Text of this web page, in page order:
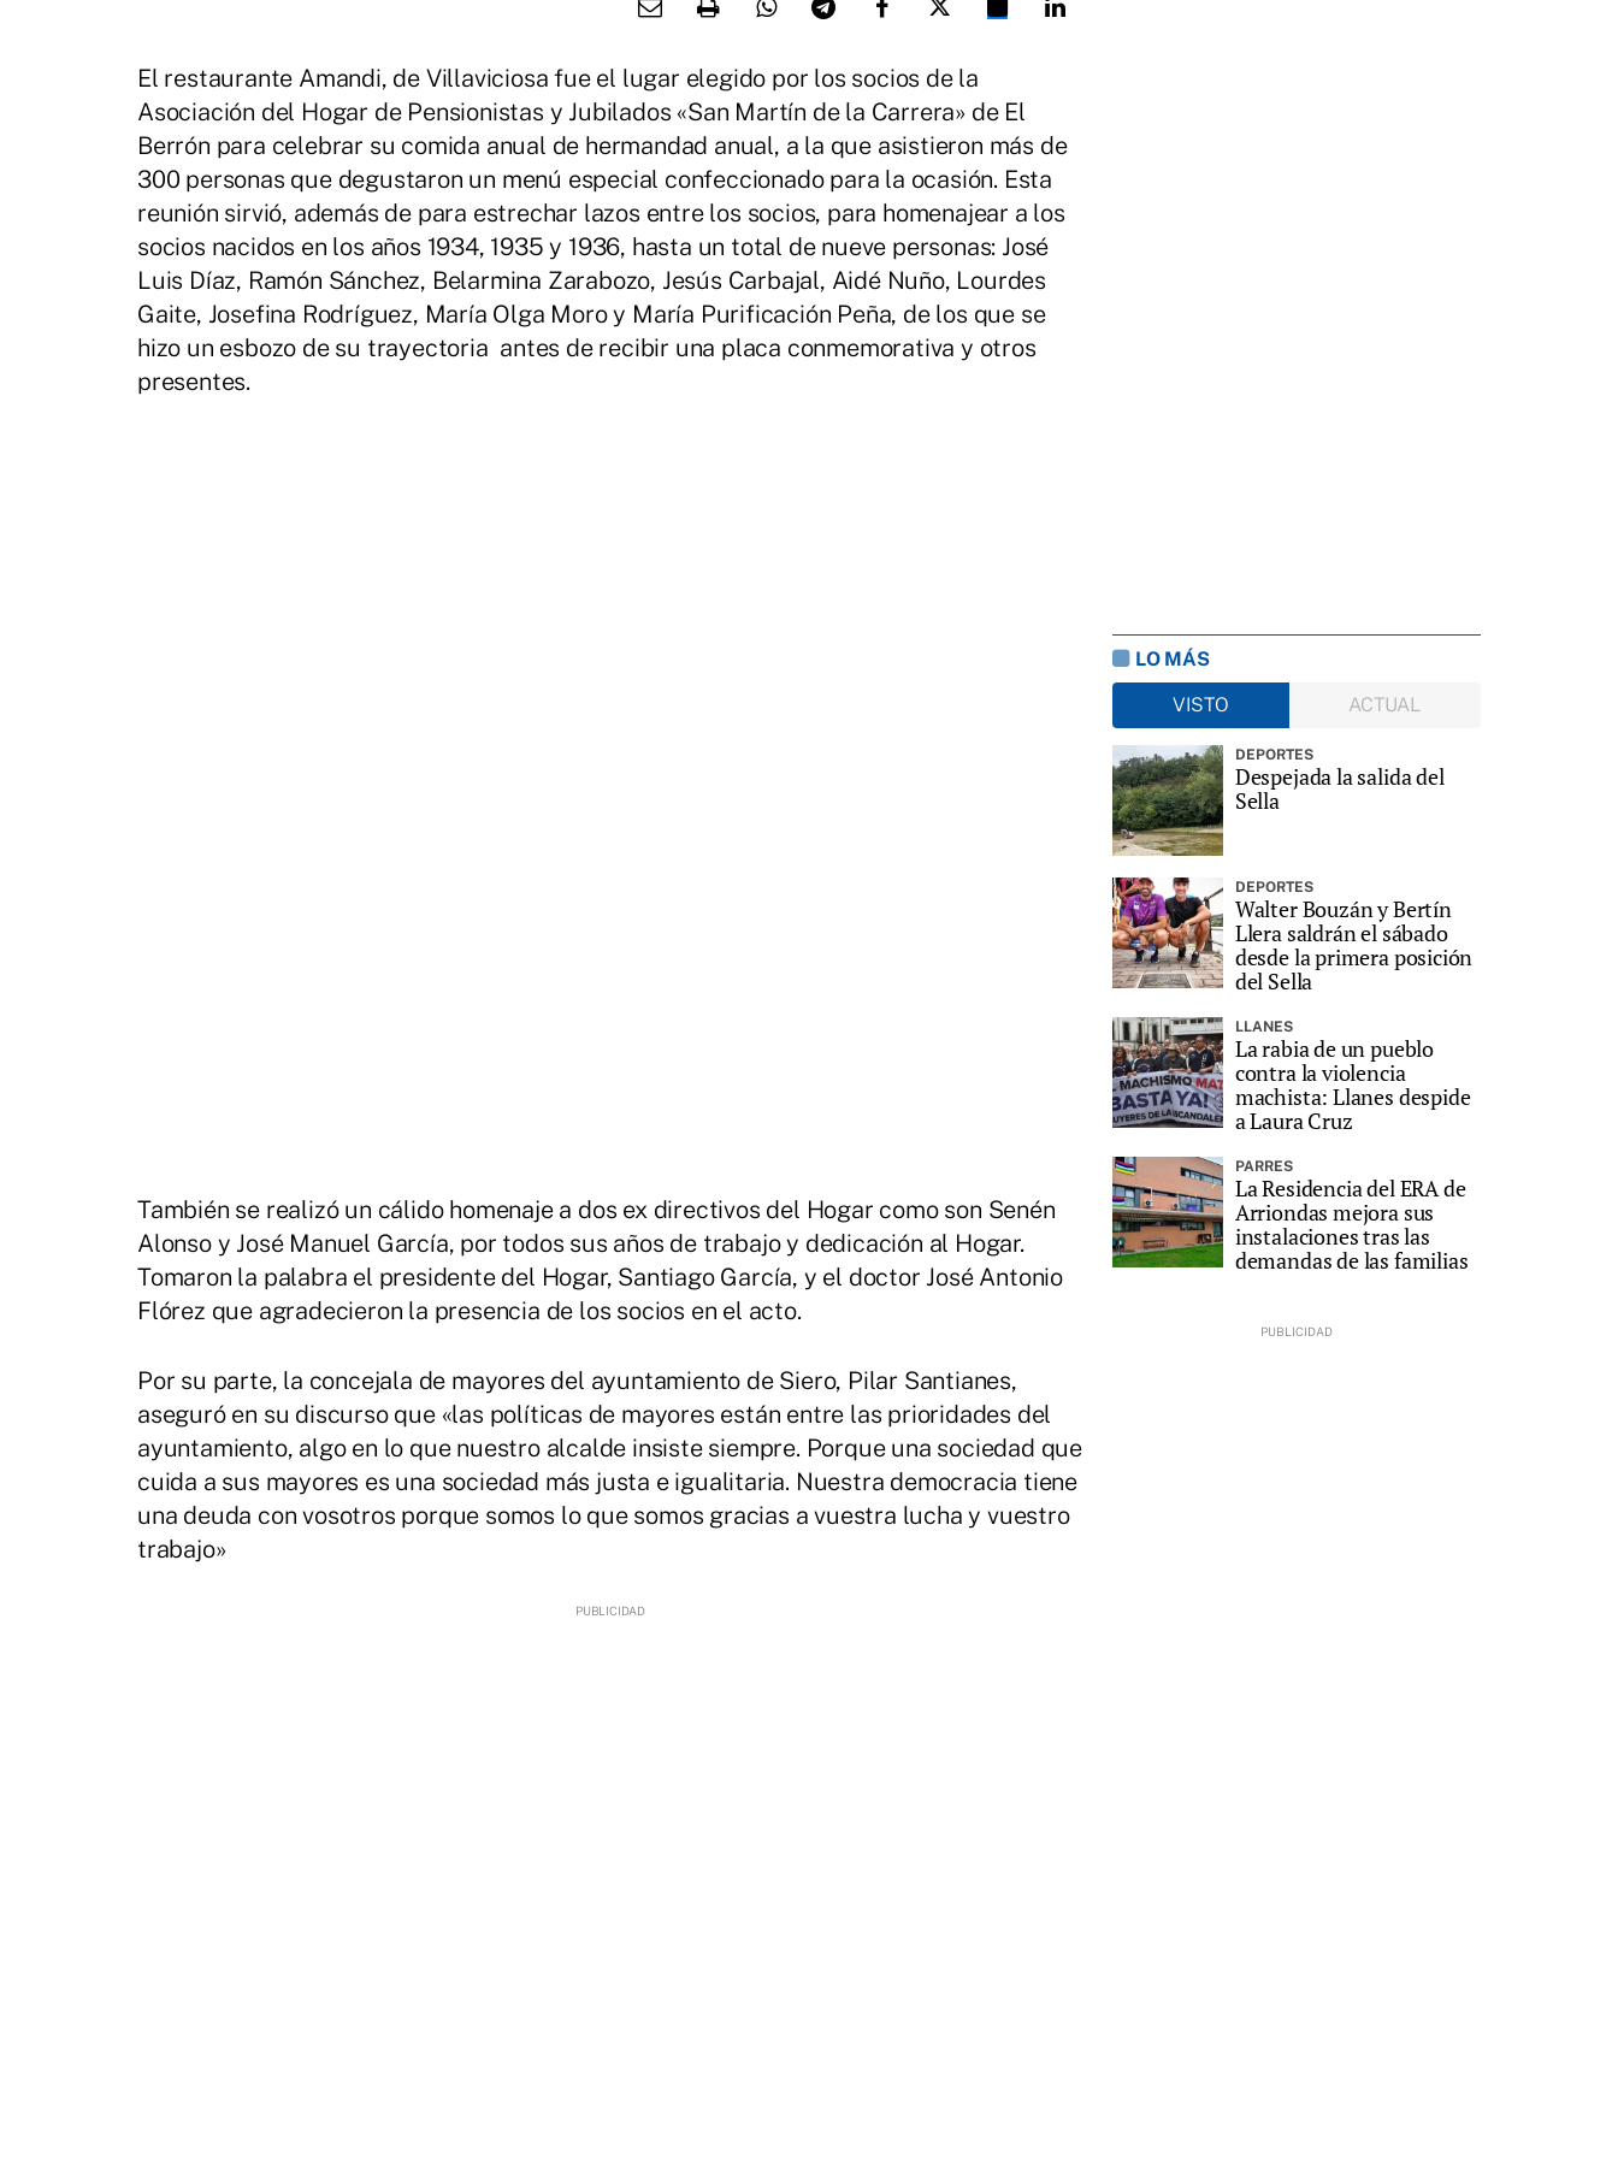
El restaurante Amandi, de Villaviciosa fue el lugar elegido por los socios de la
Asociación del Hogar de Pensionistas y Jubilados «San Martín de la Carrera» de El
Berrón para celebrar su comida anual de hermandad anual, a la que asistieron más de
300 personas que degustaron un menú especial confeccionado para la ocasión. Esta
reunión sirvió, además de para estrechar lazos entre los socios, para homenajear a los
socios nacidos en los años 1934, 1935 y 1936, hasta un total de nueve personas: José
Luis Díaz, Ramón Sánchez, Belarmina Zarabozo, Jesús Carbajal, Aidé Nuño, Lourdes
Gaite, Josefina Rodríguez, María Olga Moro y María Purificación Peña, de los que se
hizo un esbozo de su trayectoria antes de recibir una placa conmemorativa y otros
presentes.
También se realizó un cálido homenaje a dos ex directivos del Hogar como son Senén
Alonso y José Manuel García, por todos sus años de trabajo y dedicación al Hogar.
Tomaron la palabra el presidente del Hogar, Santiago García, y el doctor José Antonio
Flórez que agradecieron la presencia de los socios en el acto.
Por su parte, la concejala de mayores del ayuntamiento de Siero, Pilar Santianes,
aseguró en su discurso que «las políticas de mayores están entre las prioridades del
ayuntamiento, algo en lo que nuestro alcalde insiste siempre. Porque una sociedad que
cuida a sus mayores es una sociedad más justa e igualitaria. Nuestra democracia tiene
una deuda con vosotros porque somos lo que somos gracias a vuestra lucha y vuestro
trabajo»
LO MÁS
VISTO
ACTUAL
DEPORTES
Despejada la salida del
Sella
DEPORTES
Walter Bouzán y Bertín
Llera saldrán el sábado
desde la primera posición
del Sella
LLANES
La rabia de un pueblo
contra la violencia
machista: Llanes despide
a Laura Cruz
PARRES
La Residencia del ERA de
Arriondas mejora sus
instalaciones tras las
demandas de las familias